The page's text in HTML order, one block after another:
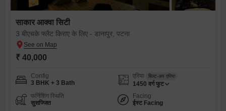
साकार आक्वा सिटी
3 बीएचके फ्लैट किराए के लिए - डानापुर, पटना
₹ 40,000
Config
3 BHK + 3 Bath
एरिया बिल्ट-अप एरिया
1450 वर्ग फुट
फर्निशिंग स्थिति
सुसज्जित
Facing
ईस्ट Facing